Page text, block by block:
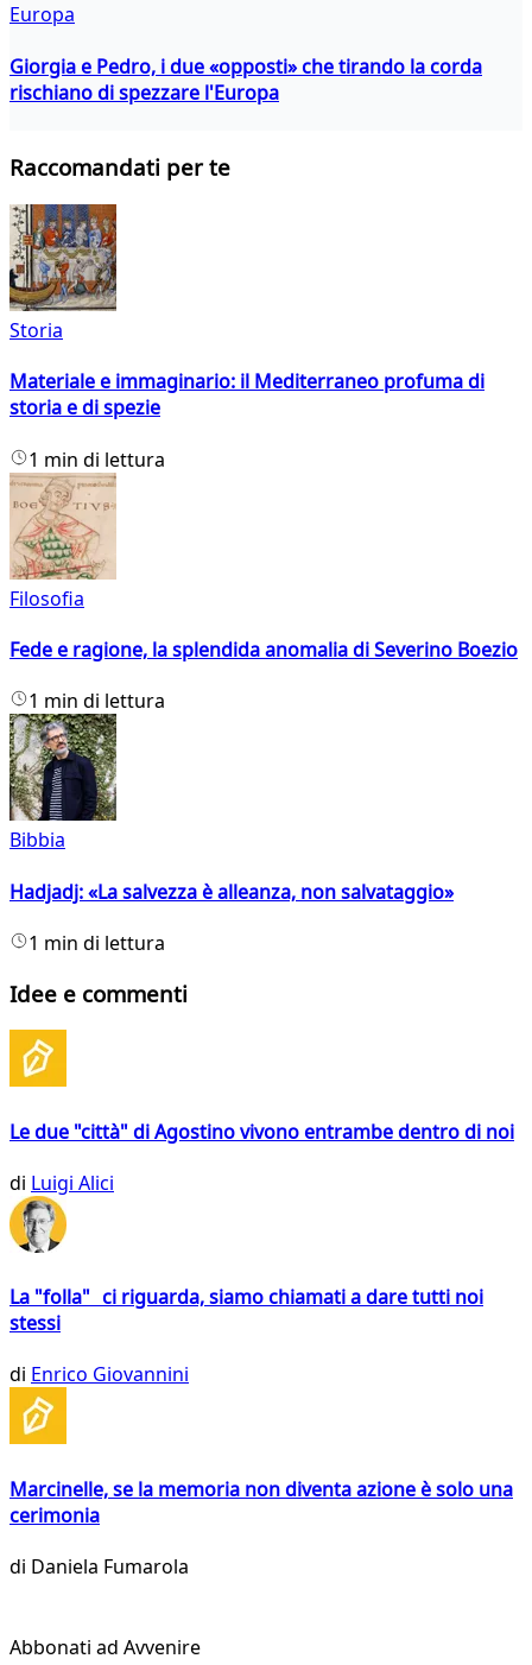
Europa
Giorgia e Pedro, i due «opposti» che tirando la corda
rischiano di spezzare l'Europa
Raccomandati per te
Storia
Materiale e immaginario: il Mediterraneo profuma di
storia e di spezie
1 min di lettura
Filosofia
Fede e ragione, la splendida anomalia di Severino Boezio
1 min di lettura
Bibbia
Hadjadj: «La salvezza è alleanza, non salvataggio»
1 min di lettura
Idee e commenti
Le due "città" di Agostino vivono entrambe dentro di noi
di Luigi Alici
La "folla" ci riguarda, siamo chiamati a dare tutti noi
stessi
di Enrico Giovannini
Marcinelle, se la memoria non diventa azione è solo una
cerimonia
di Daniela Fumarola
Abbonati ad Avvenire